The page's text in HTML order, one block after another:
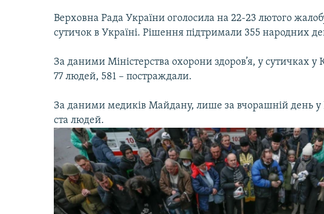
Верховна Рада України оголосила на 22-23 лютого
сутичок в Україні. Рішення підтримали 355 народних
За даними Міністерства охорони здоров’я, у сутичках у
77 людей, 581 – постраждали.
За даними медиків Майдану, лише за вчорашній день у
ста людей.